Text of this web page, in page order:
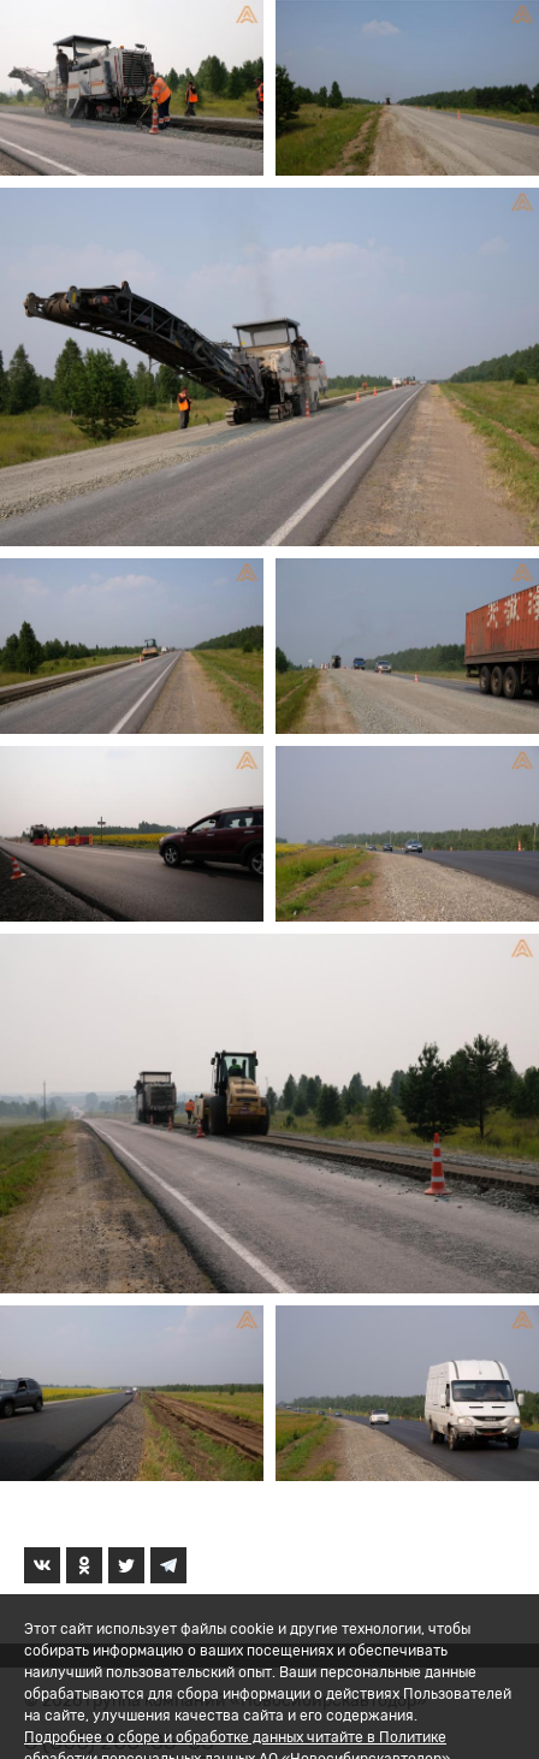
© 2026 Группа компаний «Новосибирскавтодор»
8 (800) 200-05-06
Этот сайт использует файлы cookie и другие технологии, чтобы
собирать информацию о ваших посещениях и обеспечивать
наилучший пользовательский опыт. Ваши персональные данные
обрабатываются для сбора информации о действиях Пользователей
на сайте, улучшения качества сайта и его содержания.
Подробнее о сборе и обработке данных читайте в Политике